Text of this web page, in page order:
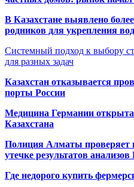
В Казахстане выявлено
родников для укрепления
Системный подход к выбору
для разных задач
Казахстан отказывается
порты России
Медицина Германии
Казахстана
Полиция Алматы
утечке результатов
Где недорого купить